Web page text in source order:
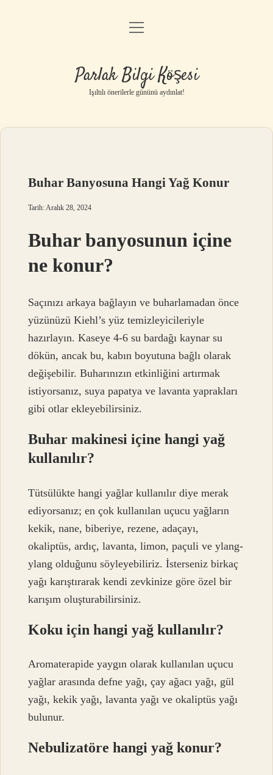
Anasayfa
Yasal Uyarı
menüyü
Parlak Bilgi Köşesi
Işıltılı önerilerle gününü aydınlat!
Buhar Banyosuna Hangi Yağ Konur
Tarih: Aralık 28, 2024
Buhar banyosunun içine
ne konur?
Saçınızı arkaya bağlayın ve buharlamadan önce
yüzünüzü Kiehl’s yüz temizleyicileriyle
hazırlayın. Kaseye 4-6 su bardağı kaynar su
dökün, ancak bu, kabın boyutuna bağlı olarak
değişebilir. Buharınızın etkinliğini artırmak
istiyorsanız, suya papatya ve lavanta yaprakları
gibi otlar ekleyebilirsiniz.
Buhar makinesi içine hangi yağ
kullanılır?
Tütsülükte hangi yağlar kullanılır diye merak
ediyorsanız; en çok kullanılan uçucu yağların
kekik, nane, biberiye, rezene, adaçayı,
okaliptüs, ardıç, lavanta, limon, paçuli ve ylang-
ylang olduğunu söyleyebiliriz. İsterseniz birkaç
yağı karıştırarak kendi zevkinize göre özel bir
karışım oluşturabilirsiniz.
Koku için hangi yağ kullanılır?
Aromaterapide yaygın olarak kullanılan uçucu
yağlar arasında defne yağı, çay ağacı yağı, gül
yağı, kekik yağı, lavanta yağı ve okaliptüs yağı
bulunur.
Nebulizatöre hangi yağ konur?